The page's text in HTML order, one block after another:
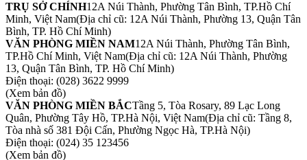
TRỤ SỞ CHÍNH12A Núi Thành, Phường Tân Bình, TP.Hồ Chí
Minh, Việt Nam(Địa chỉ cũ: 12A Núi Thành, Phường 13, Quận Tân
Bình, TP. Hồ Chí Minh)
VĂN PHÒNG MIỀN NAM12A Núi Thành, Phường Tân Bình,
TP.Hồ Chí Minh, Việt Nam(Địa chỉ cũ: 12A Núi Thành, Phường
13, Quận Tân Bình, TP. Hồ Chí Minh)
Điện thoại: (028) 3622 9999
(Xem bản đồ)
VĂN PHÒNG MIỀN BẮCTầng 5, Tòa Rosary, 89 Lạc Long
Quân, Phường Tây Hồ, TP.Hà Nội, Việt Nam(Địa chỉ cũ: Tầng 8,
Tòa nhà số 381 Đội Cấn, Phường Ngọc Hà, TP.Hà Nội)
Điện thoại: (024) 35 123456
(Xem bản đồ)